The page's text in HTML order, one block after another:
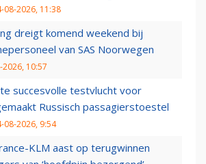
08-2026, 11:38
dreigt komend weekend bij
van SAS Noorwegen
2026, 10:57
succesvolle testvlucht voor
Russisch passagierstoestel
08-2026, 9:54
KLM aast op terugwinnen